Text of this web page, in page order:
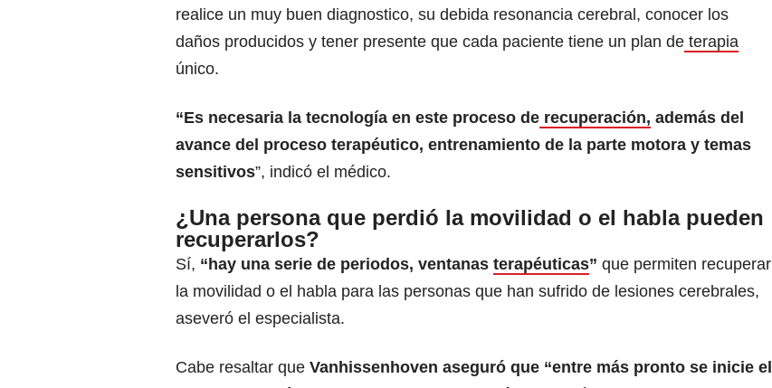
realice un muy buen diagnostico, su debida resonancia cerebral, conocer los
daños producidos y tener presente que cada paciente tiene un plan de terapia
único.
“Es necesaria la tecnología en este proceso de recuperación, además del
avance del proceso terapéutico, entrenamiento de la parte motora y temas
sensitivos”, indicó el médico.
¿Una persona que perdió la movilidad o el habla pueden
recuperarlos?
Sí, “hay una serie de periodos, ventanas terapéuticas” que permiten recuperar
la movilidad o el habla para las personas que han sufrido de lesiones cerebrales,
aseveró el especialista.
Cabe resaltar que Vanhissenhoven aseguró que “entre más pronto se inicie el